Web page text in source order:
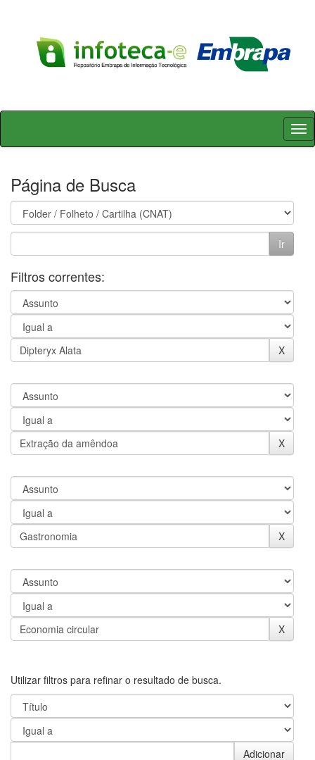
Skip
Página de Busca
Filtros correntes:
Utilizar filtros para refinar o resultado de busca.